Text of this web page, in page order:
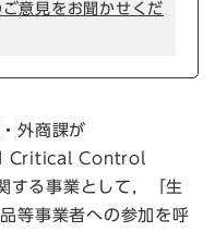
意見をお聞かせくだ
外商課が
Critical Control
する事業として，「生
等事業者への参加を呼